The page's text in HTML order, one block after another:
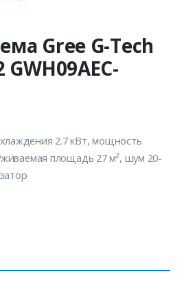
Gree G-Tech
2.7 кВт, мощность
площадь 27 м², шум 20-